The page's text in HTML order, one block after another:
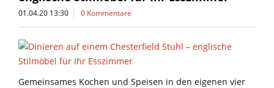
01.04.20 13:30 0 Kommentare
Gemeinsames Kochen und Speisen in den eigenen vier